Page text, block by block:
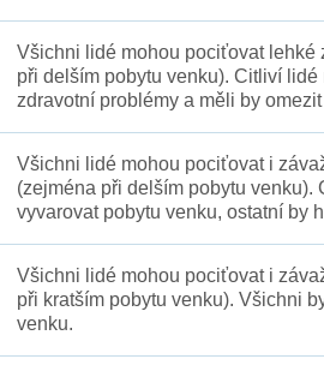
Všichni lidé mohou pociťovat lehké
při delším pobytu venku). Citliví
zdravotní problémy a měli by
Všichni lidé mohou pociťovat i
(zejména při delším pobytu venku).
vyvarovat pobytu venku, ostatní by
Všichni lidé mohou pociťovat i
při kratším pobytu venku). Všichni
venku.